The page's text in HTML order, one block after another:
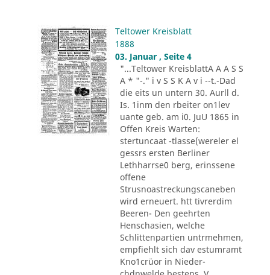
Teltower Kreisblatt
1888
03. Januar , Seite 4
"...Teltower KreisblattA A A S S
A * "-." i v S S K A v i --t.-Dad
die eits un untern 30. Aurll d.
Is. 1inm den rbeiter on1lev
uante geb. am i0. JuU 1865 in
Offen Kreis Warten:
stertuncaat -tlasse(wereler el
gessrs ersten Berliner
Lethharrse0 berg, erinssene
offene
Strusnoastreckungscaneben
wird erneuert. htt tivrerdim
Beeren- Den geehrten
Henschasien, welche
Schlittenpartien untrmehmen,
empfiehlt sich dav estumramt
Kno1crüor in Nieder-